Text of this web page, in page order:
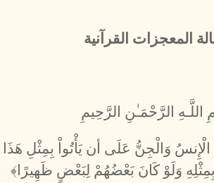
المعجزات القرآنية
اللَّـهِ الرَّحْمَـٰنِ الرَّحِيمِ
وَالْجِنُّ عَلَى أن يَأْتُواْ بِمِثْلِ هَذَا
بِمِثْلِهِ وَلَوْ كَانَ بَعْضُهُمْ لِبَعْضٍ ظَهِيرًا﴾